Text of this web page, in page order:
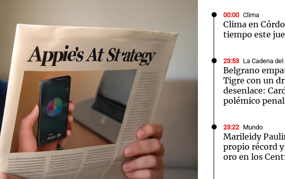
00:00 Clima
Clima en
tiempo este
23:53 La Cadena del
Belgrano
Tigre con un
desenlace:
polémico penal
23:22 Mundo
Marileidy
propio récord
oro en los